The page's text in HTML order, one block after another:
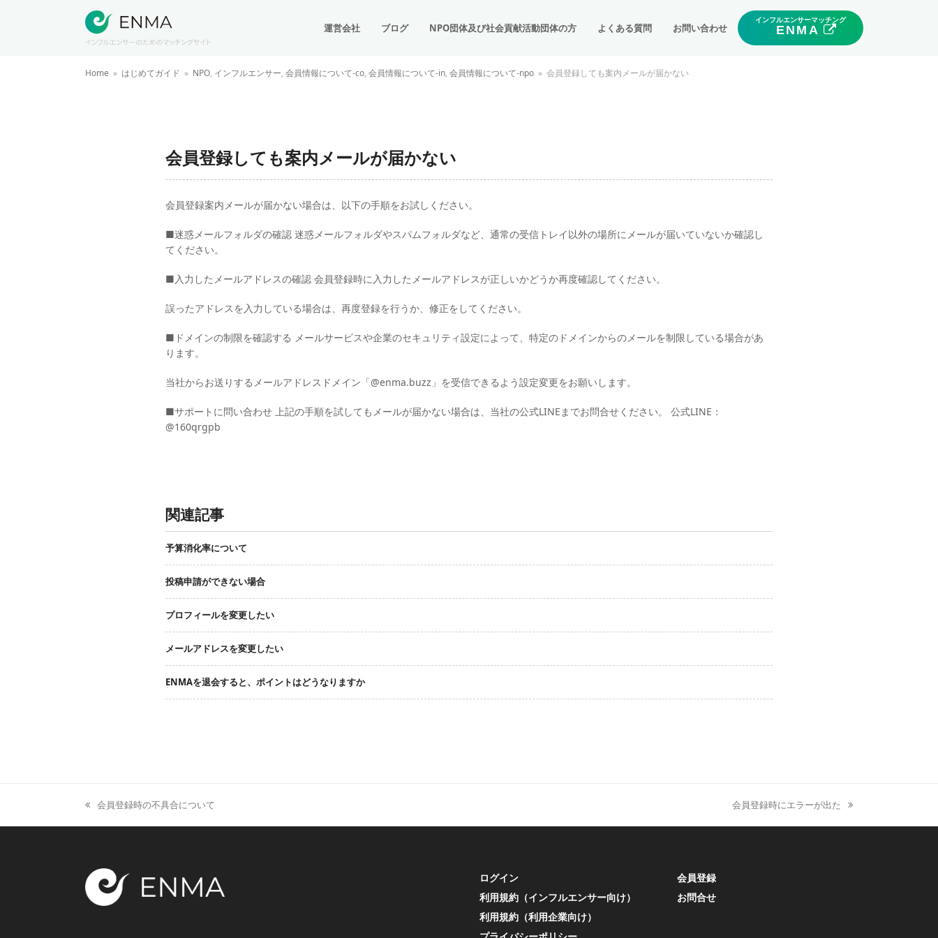
運営会社 ブログ NPO団体及び社会貢献活動団体の方 よくある質問 お問い合わせ
インフルエンサーマッチング
ENMA
Home » はじめてガイド » NPO, インフルエンサー, 会員情報について-co, 会員情報について-in, 会員情報について-npo » 会員登録しても案内メールが届かない
会員登録しても案内メールが届かない
会員登録案内メールが届かない場合は、以下の手順をお試しください。
■迷惑メールフォルダの確認 迷惑メールフォルダやスパムフォルダなど、通常の受信トレイ以外の場所にメールが届いていないか確認し
てください。
■入力したメールアドレスの確認 会員登録時に入力したメールアドレスが正しいかどうか再度確認してください。
誤ったアドレスを入力している場合は、再度登録を行うか、修正をしてください。
■ドメインの制限を確認する メールサービスや企業のセキュリティ設定によって、特定のドメインからのメールを制限している場合があ
ります。
当社からお送りするメールアドレスドメイン「@enma.buzz」を受信できるよう設定変更をお願いします。
■サポートに問い合わせ 上記の手順を試してもメールが届かない場合は、当社の公式LINEまでお問合せください。 公式LINE：
@160qrgpb
関連記事
予算消化率について
投稿申請ができない場合
プロフィールを変更したい
メールアドレスを変更したい
ENMAを退会すると、ポイントはどうなりますか
previous
post:
会員登録時の不具合について
next
post:
会員登録時にエラーが出た
ログイン
利用規約（インフルエンサー向け）
利用規約（利用企業向け）
会員登録
お問合せ